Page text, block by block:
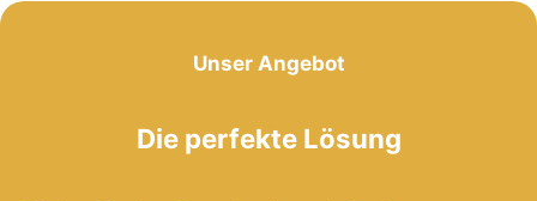
Unser Angebot
Die perfekte Lösung